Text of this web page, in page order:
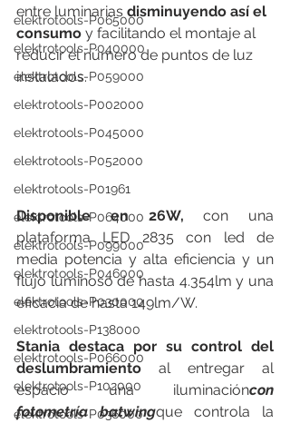
elektrotools-P065000
elektrotools-P040000
elektrotools-P059000
elektrotools-P002000
elektrotools-P045000
elektrotools-P052000
elektrotools-P01961
elektrotools-P064000
elektrotools-P099000
elektrotools-P046000
elektrotools-P030000
elektrotools-P138000
elektrotools-P066000
elektrotools-P102000
elektrotools-P036000
entre luminarias disminuyendo así el
consumo y facilitando el montaje al
reducir el número de puntos de luz
instalados.
Disponible en 26W, con una
plataforma LED 2835 con led de
media potencia y alta eficiencia y un
flujo luminoso de hasta 4.354lm y una
eficacia de hasta 149lm/W.
Stania destaca por su control del
deslumbramiento al entregar al
espacio una iluminacióncon
fotometría batwingque controla la